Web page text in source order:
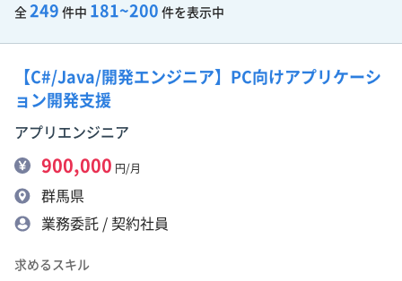
全 249 件中 181~200 件を表示中
【C#/Java/開発エンジニア】PC向けアプリケーシ
ョン開発支援
アプリエンジニア
900,000 円/月
群馬県
業務委託 / 契約社員
求めるスキル